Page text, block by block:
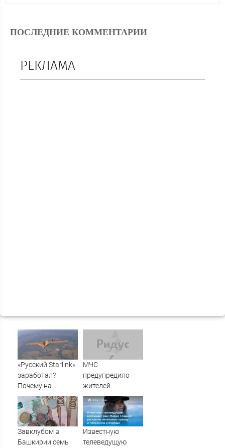
ПОСЛЕДНИЕ КОММЕНТАРИИ
РЕКЛАМА
«Русский Starlink»
заработал?
Почему на
Украине кратно
увеличилась
точность
попаданий по
объектам ВСУ
МЧС
предупредило
жителей
Подмосковья об
угрозе атаки
дронов
Завклубом в
Башкирии семь
Известную
телеведущую